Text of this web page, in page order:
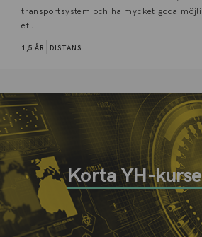
transportsystem och ha mycket goda
ef...
1,5 ÅR DISTANS
Korta YH-